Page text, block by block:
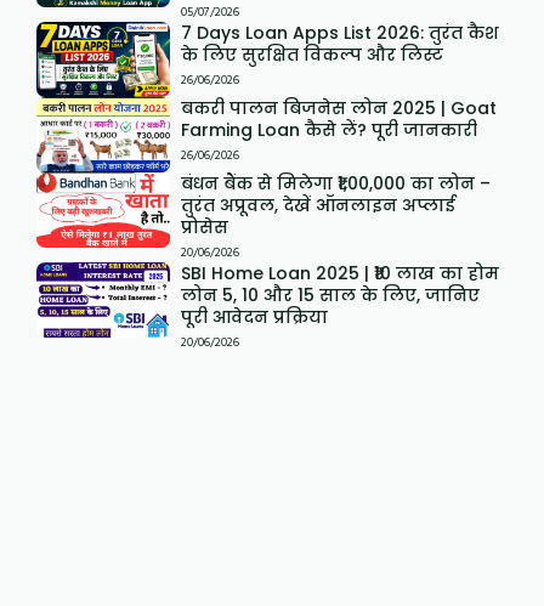
05/07/2026
7 Days Loan Apps List 2026: तुरंत कैश
के लिए सुरक्षित विकल्प और लिस्ट
26/06/2026
बकरी पालन बिजनेस लोन 2025 | Goat
Farming Loan कैसे लें? पूरी जानकारी
26/06/2026
बंधन बैंक से मिलेगा ₹1,00,000 का लोन –
तुरंत अप्रूवल, देखें ऑनलाइन अप्लाई
प्रोसेस
20/06/2026
SBI Home Loan 2025 | ₹10 लाख का होम
लोन 5, 10 और 15 साल के लिए, जानिए
पूरी आवेदन प्रक्रिया
20/06/2026